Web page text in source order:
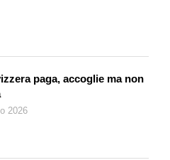
paga, accoglie ma non
2026